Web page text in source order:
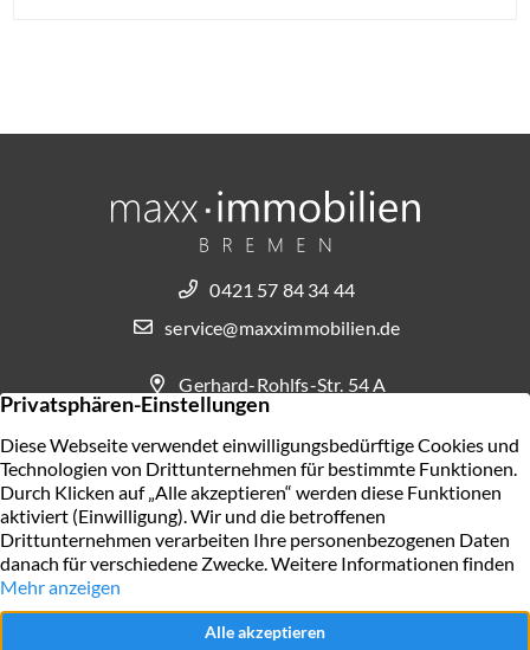
Gerhard-Rohlfs-Str. 54 A
28757 Bremen
0421 57 84 34 44
service@maxximmobilien.de
KONTAKT AUFNEHMEN
AGB Widerrufsbelehrung für Verbraucher
Impressum